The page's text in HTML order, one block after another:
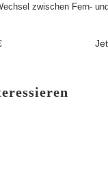
zwischen Fern-